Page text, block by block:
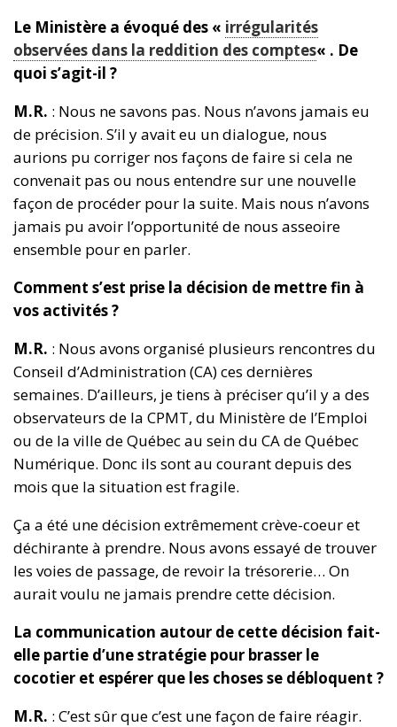
Le Ministère a évoqué des « irrégularités
observées dans la reddition des comptes« . De
quoi s’agit-il ?
M.R. : Nous ne savons pas. Nous n’avons jamais eu
de précision. S’il y avait eu un dialogue, nous
aurions pu corriger nos façons de faire si cela ne
convenait pas ou nous entendre sur une nouvelle
façon de procéder pour la suite. Mais nous n’avons
jamais pu avoir l’opportunité de nous asseoire
ensemble pour en parler.
Comment s’est prise la décision de mettre fin à
vos activités ?
M.R. : Nous avons organisé plusieurs rencontres du
Conseil d’Administration (CA) ces dernières
semaines. D’ailleurs, je tiens à préciser qu’il y a des
observateurs de la CPMT, du Ministère de l’Emploi
ou de la ville de Québec au sein du CA de Québec
Numérique. Donc ils sont au courant depuis des
mois que la situation est fragile.
Ça a été une décision extrêmement crève-coeur et
déchirante à prendre. Nous avons essayé de trouver
les voies de passage, de revoir la trésorerie… On
aurait voulu ne jamais prendre cette décision.
La communication autour de cette décision fait-
elle partie d’une stratégie pour brasser le
cocotier et espérer que les choses se débloquent ?
M.R. : C’est sûr que c’est une façon de faire réagir.